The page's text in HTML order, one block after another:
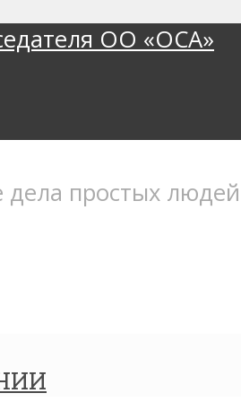
ОО «ОСА»
дела простых людей